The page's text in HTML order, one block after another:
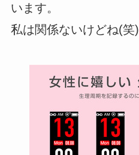
います。
私は関係ないけどね(笑)